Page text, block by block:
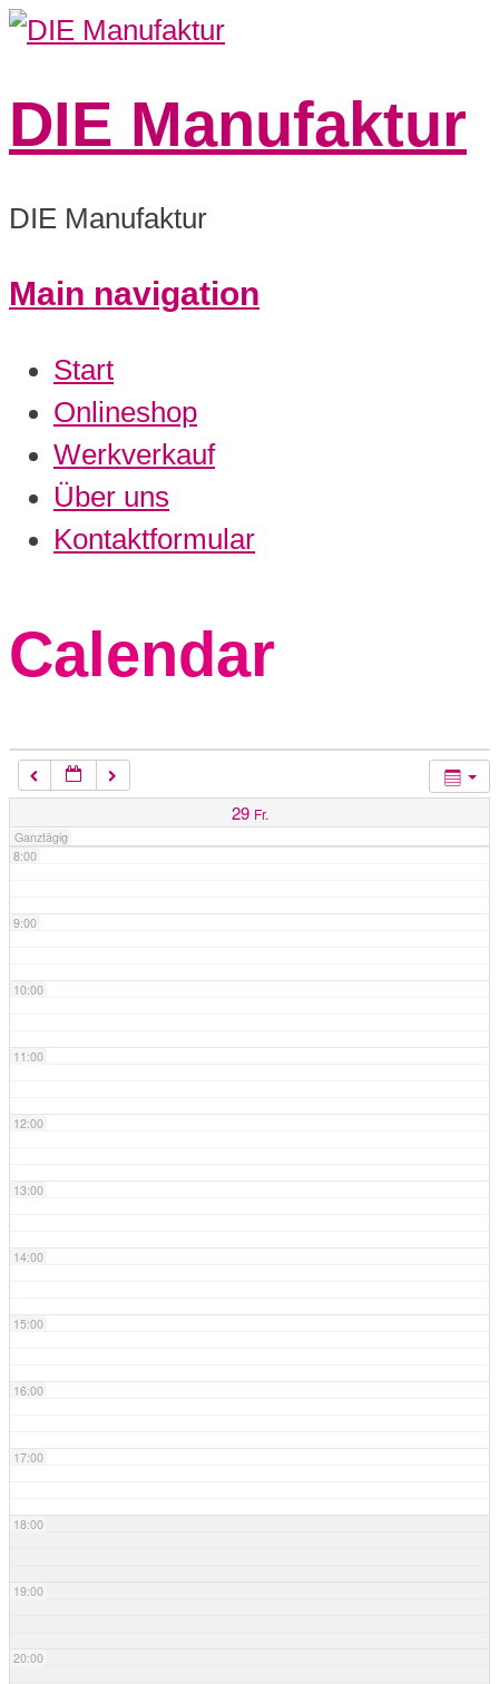
DIE Manufaktur
DIE Manufaktur
Main navigation
Start
Onlineshop
Werkverkauf
Über uns
Kontaktformular
Calendar
29 Fr.
Ganztägig
2:00
5:00
7:00
8:00
9:00
10:00
11:00
12:00
13:00
14:00
15:00
16:00
17:00
18:00
19:00
20:00